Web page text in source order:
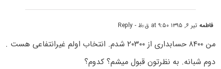
فاطمهتیر ۶, ۱۳۹۵ at ۹:۵۰ ق٫ظ - Reply
من ۸۴۰۰ حسابداری از ۲۰۳۰۰ شدم. انتخاب اولم غیرانتفاعی هست .
دوم شبانه. به نظرتون قبول میشم؟ کدوم؟